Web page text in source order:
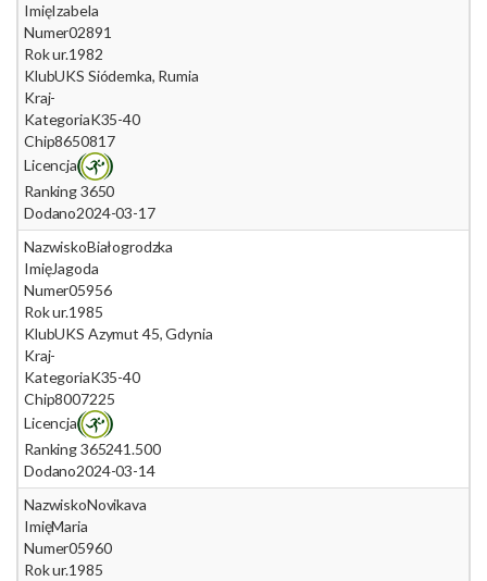
ImięIzabela
Numer02891
Rok ur.1982
KlubUKS Siódemka, Rumia
Kraj-
KategoriaK35-40
Chip8650817
Licencja
Ranking 3650
Dodano2024-03-17
NazwiskoBiałogrodzka
ImięJagoda
Numer05956
Rok ur.1985
KlubUKS Azymut 45, Gdynia
Kraj-
KategoriaK35-40
Chip8007225
Licencja
Ranking 365241.500
Dodano2024-03-14
NazwiskoNovikava
ImięMaria
Numer05960
Rok ur.1985